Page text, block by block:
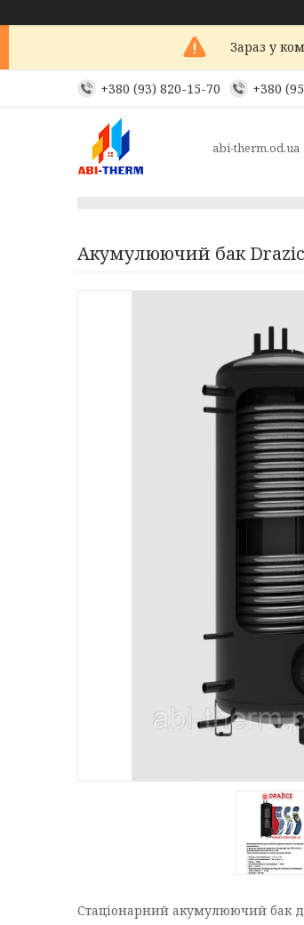
Зараз у
+380 (93) 820-15-70 +380
abi-therm.od.ua
Акумулюючий бак Drazice
Стаціонарний акумулюючий бак